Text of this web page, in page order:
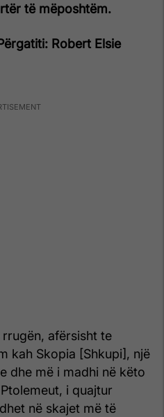
të mëposhtëm.
Përgatiti: Robert Elsie
afërsisht te
kah Skopia [Shkupi], një
dhe më i madhi në këto
i quajtur
në skajet më të